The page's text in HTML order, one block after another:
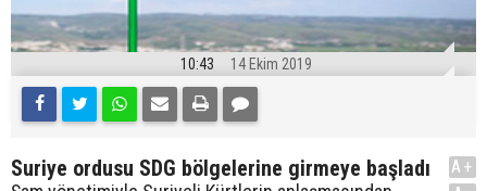
10:43 14 Ekim 2019
Suriye ordusu SDG bölgelerine girmeye başladı
A+